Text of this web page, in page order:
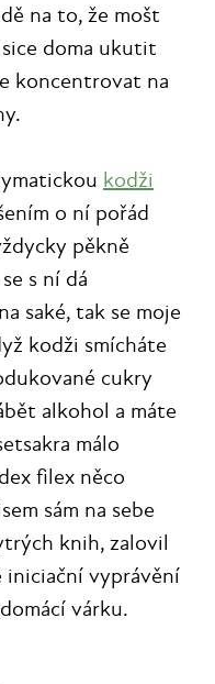
na to, že mošt
doma ukutit
koncentrovat na
kodži
o ní pořád
pěkně
s ní dá
saké, tak se moje
kodži smícháte
cukry
alkohol a máte
málo
filex něco
sám na sebe
knih, zalovil
vyprávění
várku.